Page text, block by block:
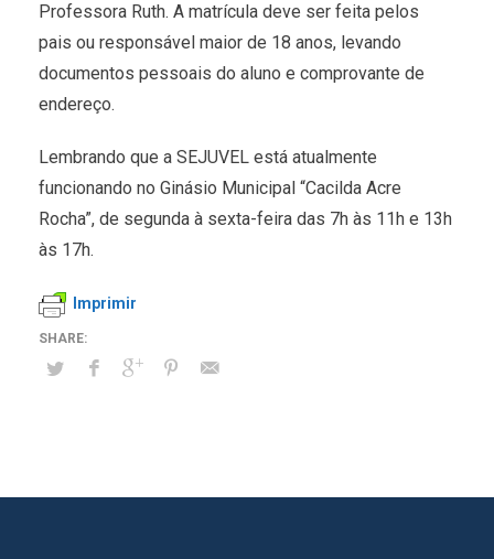
Professora Ruth. A matrícula deve ser feita pelos
pais ou responsável maior de 18 anos, levando
documentos pessoais do aluno e comprovante de
endereço.
Lembrando que a SEJUVEL está atualmente
funcionando no Ginásio Municipal “Cacilda Acre
Rocha”, de segunda à sexta-feira das 7h às 11h e 13h
às 17h.
Imprimir